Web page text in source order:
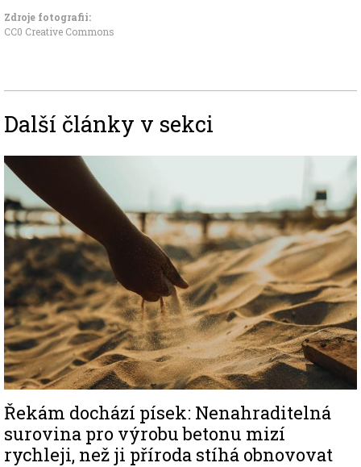
Zdroje fotografii:
CC0 Creative Commons
Další články v sekci
Image
Řekám dochází písek: Nenahraditelná
surovina pro výrobu betonu mizí
rychleji, než ji příroda stíhá obnovovat